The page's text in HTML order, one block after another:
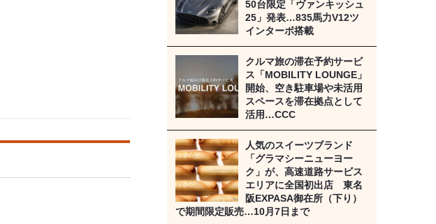
50台限定「ヴァンキッシュ
25」発表…835馬力V12ツ
インターボ搭載
クルマ旅の滞在予約サービ
ス「MOBILITY LOUNGE」
開始、空き駐車場や未活用
スペースを滞在拠点として
活用…CCC
人気のスイーツブランド
「グラマシーニューヨー
ク」が、高速道路サービス
エリアに全国初出店 東名
阪EXPASA御在所（下り）
で期間限定販売…10月7日まで